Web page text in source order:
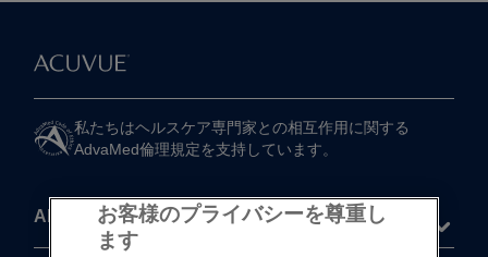
私たちは​ヘルスケア専門家との​相互作用に​関する​
AdvaMed倫理規定を​支持しています。
About
お客様のプライバシーを尊重し
ます